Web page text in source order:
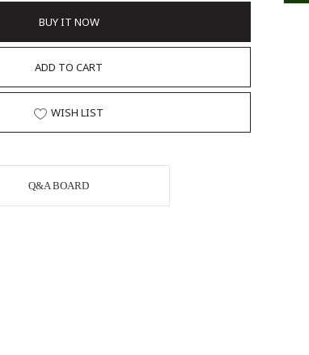
BUY IT NOW
ADD TO CART
WISH LIST
Q&A BOARD